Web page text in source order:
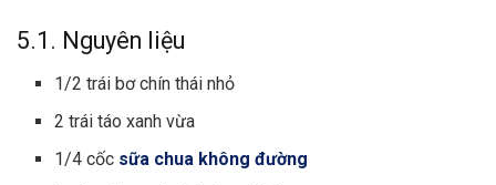
5.1. Nguyên liệu
1/2 trái bơ chín thái nhỏ
2 trái táo xanh vừa
1/4 cốc sữa chua không đường